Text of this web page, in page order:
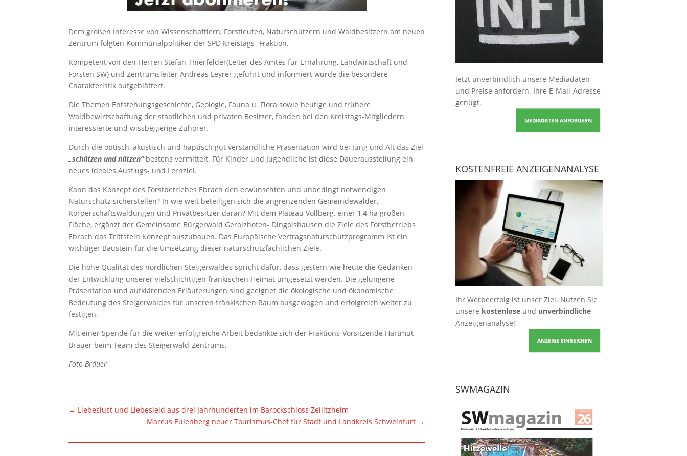
Dem großen Interesse von Wissenschaftlern, Forstleuten, Naturschützern und Waldbesitzern am neuen
Zentrum folgten Kommunalpolitiker der SPD Kreistags- Fraktion.
Kompetent von den Herren Stefan Thierfelder(Leiter des Amtes für Ernährung, Landwirtschaft und
Forsten SW) und Zentrumsleiter Andreas Leyrer geführt und informiert wurde die besondere
Charakteristik aufgeblättert.
Die Themen Entstehungsgeschichte, Geologie, Fauna u. Flora sowie heutige und frühere
Waldbewirtschaftung der staatlichen und privaten Besitzer, fanden bei den Kreistags-Mitgliedern
interessierte und wissbegierige Zuhörer.
Durch die optisch, akustisch und haptisch gut verständliche Präsentation wird bei Jung und Alt das Ziel
„schützen und nützen“bestens vermittelt. Für Kinder und Jugendliche ist diese Dauerausstellung ein
neues ideales Ausflugs- und Lernziel.
Kann das Konzept des Forstbetriebes Ebrach den erwünschten und unbedingt notwendigen
Naturschutz sicherstellen? In wie weit beteiligen sich die angrenzenden Gemeindewälder,
Körperschaftswaldungen und Privatbesitzer daran? Mit dem Plateau Vollberg, einer 1,4 ha großen
Fläche, ergänzt der Gemeinsame Bürgerwald Gerolzhofen- Dingolshausen die Ziele des Forstbetriebs
Ebrach das Trittstein Konzept auszubauen. Das Europäische Vertragsnaturschutzprogramm ist ein
wichtiger Baustein für die Umsetzung dieser naturschutzfachlichen Ziele.
Die hohe Qualität des nördlichen Steigerwaldes spricht dafür, dass gestern wie heute die Gedanken
der Entwicklung unserer vielschichtigen fränkischen Heimat umgesetzt werden. Die gelungene
Präsentation und aufklärenden Erläuterungen sind geeignet die ökologische und ökonomische
Bedeutung des Steigerwaldes für unseren fränkischen Raum ausgewogen und erfolgreich weiter zu
festigen.
Mit einer Spende für die weiter erfolgreiche Arbeit bedankte sich der Fraktions-Vorsitzende Hartmut
Bräuer beim Team des Steigerwald-Zentrums.
Foto Bräuer
← Liebeslust und Liebesleid aus drei Jahrhunderten im Barockschloss Zeilitzheim
Marcus Eulenberg neuer Tourismus-Chef für Stadt und Landkreis Schweinfurt →
Jetzt unverbindlich unsere Mediadaten
und Preise anfordern. Ihre E-Mail-Adresse
genügt.
MEDIADATEN ANFORDERN
KOSTENFREIE ANZEIGENANALYSE
Ihr Werbeerfolg ist unser Ziel. Nutzen Sie
unsere kostenloseund unverbindliche
Anzeigenanalyse!
ANZEIGE EINREICHEN
SWMAGAZIN